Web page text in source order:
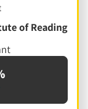
of Reading